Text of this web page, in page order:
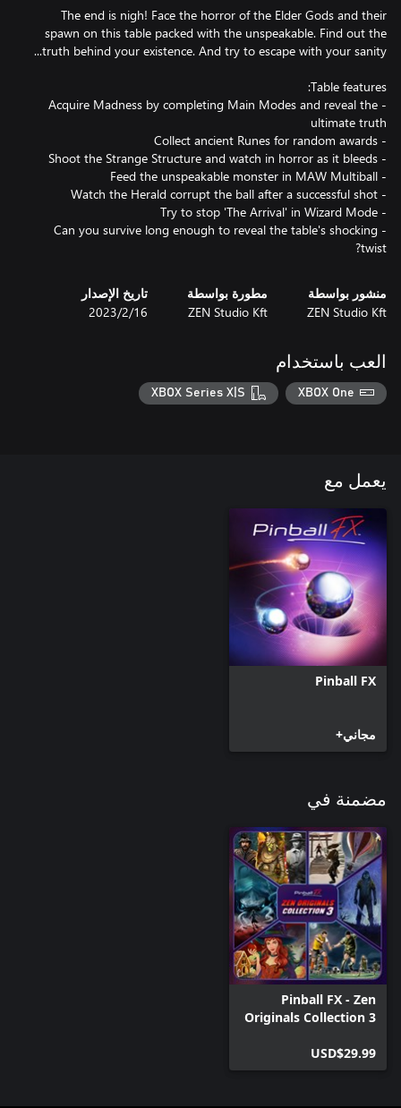
The end is nigh! Face the horror of the Elder Gods and their
spawn on this table packed with the unspeakable. Find out the
- Acquire Madness by completing Main Modes and reveal the
- Can you survive long enough to reveal the table's shocking
twist?
منشور بواسطة
ZEN Studio Kft
مطورة بواسطة
ZEN Studio Kft
تاريخ الإصدار
16‏/2‏/2023
العب باستخدام
XBOX One
XBOX Series X|S
يعمل مع
Pinball FX
مجاني+
مضمنة في
Pinball FX - Zen
Originals Collection 3
USD$29.99